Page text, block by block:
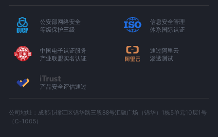
公安部网络安全
等级保护三级
信息安全管理
体系国际认证
中国电子认证服务
产业联盟实名认证
通过阿里云
渗透测试
产品安全评估通过
公司地址：成都市锦江区锦华路三段88号汇融广场（锦华）1栋5单元10层1号
（C-1005）